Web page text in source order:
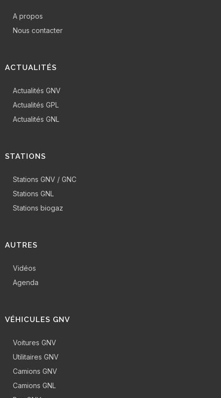
A propos
Nous contacter
ACTUALITÉS
Actualités GNV
Actualités GPL
Actualités GNL
STATIONS
Stations GNV / GNC
Stations GNL
Stations biogaz
AUTRES
Vidéos
Agenda
VÉHICULES GNV
Voitures GNV
Utilitaires GNV
Camions GNV
Camions GNL